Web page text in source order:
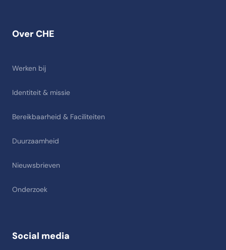
Over CHE
Werken bij
Identiteit & missie
Bereikbaarheid & Faciliteiten
Duurzaamheid
Nieuwsbrieven
Onderzoek
Social media